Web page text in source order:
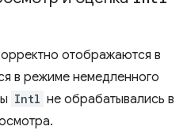
отображаются в
в режиме немедленного
Intl не обрабатывались в